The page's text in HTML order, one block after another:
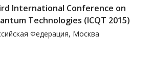
International Conference on
Technologies (ICQT 2015)
Федерация, Москва